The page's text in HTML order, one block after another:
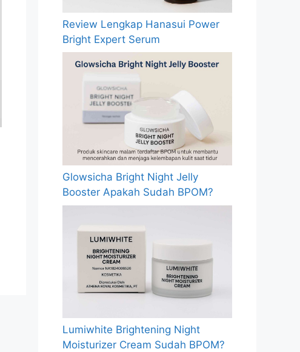
Review Lengkap Hanasui Power
Bright Expert Serum
Glowsicha Bright Night Jelly
Booster Apakah Sudah BPOM?
Lumiwhite Brightening Night
Moisturizer Cream Sudah BPOM?